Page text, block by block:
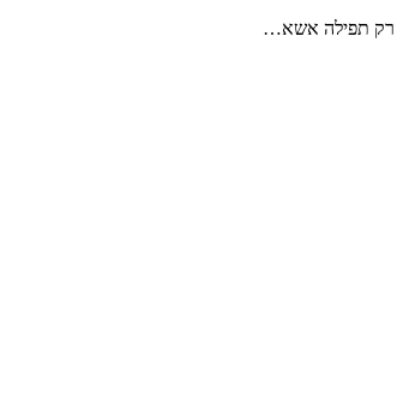
רק תפילה אשא…